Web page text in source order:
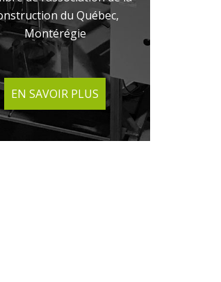
du Québec,
Montérégie
SAVOIR PLUS
EN SAVOIR PLUS